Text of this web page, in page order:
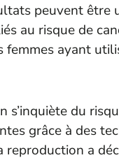
peuvent être
au risque de
femmes ayant
s’inquiète du
grâce à des
a